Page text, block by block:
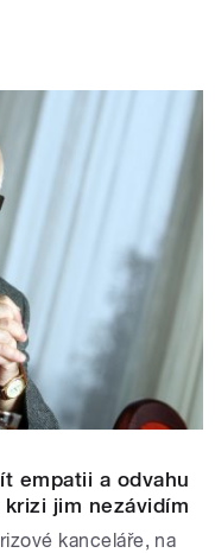
empatii a odvahu
jim nezávidím
kanceláře, na